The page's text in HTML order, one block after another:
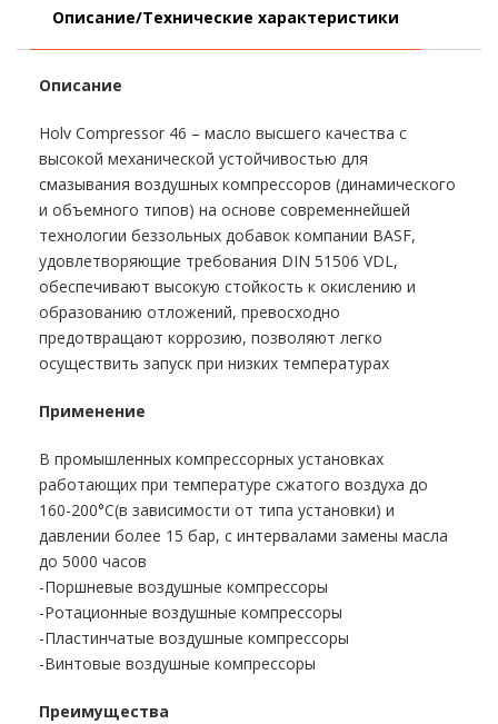
Описание/Технические характеристики
Описание
Holv Compressor 46 – масло высшего качества с
высокой механической устойчивостью для
смазывания воздушных компрессоров (динамического
и объемного типов) на основе современнейшей
технологии беззольных добавок компании BASF,
удовлетворяющие требования DIN 51506 VDL,
обеспечивают высокую стойкость к окислению и
образованию отложений, превосходно
предотвращают коррозию, позволяют легко
осуществить запуск при низких температурах
Применение
В промышленных компрессорных установках
работающих при температуре сжатого воздуха до
160-200°С(в зависимости от типа установки) и
давлении более 15 бар, с интервалами замены масла
до 5000 часов
-Поршневые воздушные компрессоры
-Ротационные воздушные компрессоры
-Пластинчатые воздушные компрессоры
-Винтовые воздушные компрессоры
Преимущества